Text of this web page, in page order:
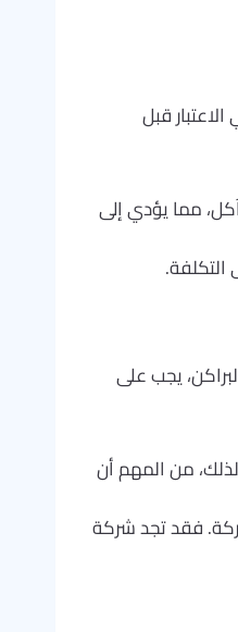
قبل
مما يؤدي إلى
يجب على
من المهم أن
فقد تجد شركة